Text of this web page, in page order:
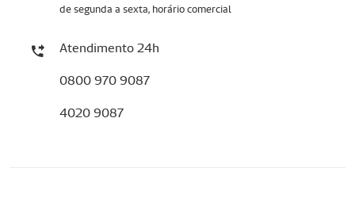
de segunda a sexta, horário comercial
Atendimento 24h
0800 970 9087
4020 9087